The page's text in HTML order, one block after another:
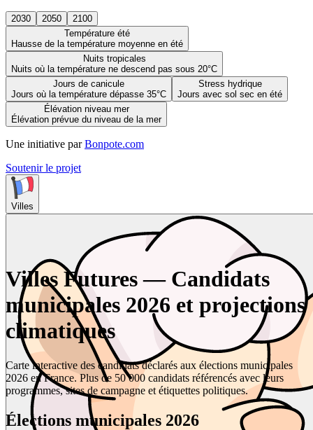
2030 2050
2100
Température été
Hausse de la température moyenne en été
Nuits tropicales
Nuits où la température ne descend pas sous 20°C
Jours de canicule
Jours où la température dépasse 35°C
Stress hydrique
Jours avec sol sec en été
Élévation niveau mer
Élévation prévue du niveau de la mer
Une initiative par Bonpote.com
Soutenir le projet
Villes
Villes Futures — Candidats
municipales 2026 et projections
climatiques
Carte interactive des candidats déclarés aux élections municipales
2026 en France. Plus de 50 000 candidats référencés avec leurs
programmes, sites de campagne et étiquettes politiques.
Élections municipales 2026